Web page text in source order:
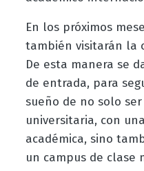
En los próximos
también visitarán la
De esta manera se d
de entrada, para
sueño de no solo
universitaria, con
académica, sino
un campus de clase